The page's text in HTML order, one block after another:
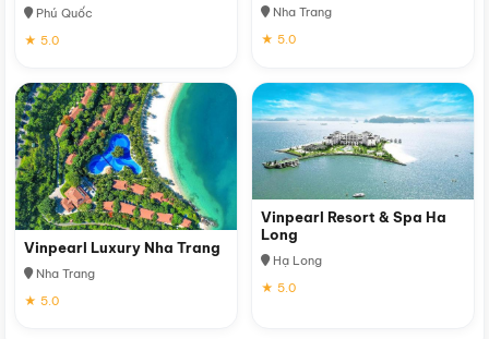
Phú Quốc
★ 5.0
Nha Trang
★ 5.0
Vinpearl Luxury Nha Trang
Nha Trang
★ 5.0
Vinpearl Resort & Spa Ha
Long
Hạ Long
★ 5.0